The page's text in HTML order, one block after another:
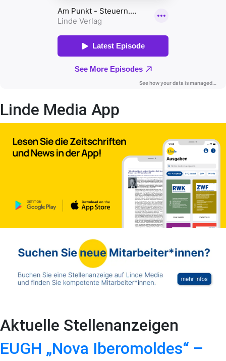
Linde Media App
Aktuelle Stellenanzeigen
EUGH „Nova Iberomoldes“ –